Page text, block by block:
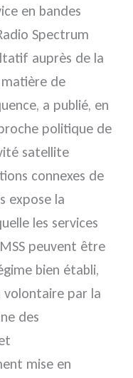
en bandes
Spectrum
auprès de la
de
a publié, en
politique de
satellite
connexes de
expose la
les services
peuvent être
bien établi,
volontaire par la
des
mise en